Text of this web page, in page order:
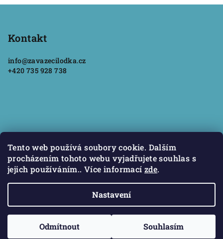
Tento web používá soubory cookie. Dalším
procházením tohoto webu vyjadřujete souhlas s
jejich používáním.. Více informací zde.
Nastavení
Odmítnout Souhlasím
Kontakt
info@zavazecilodka.cz
+420 735 928 738
Jak nakupovat
Podmínky ochrany osobních údajů
Obchodní podmínky
Copyright 2026Zavážecí loďka. Všechna práva vyhrazena.